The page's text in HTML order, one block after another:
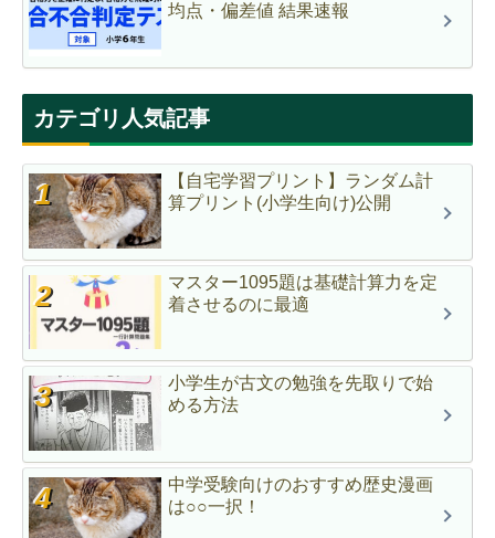
均点・偏差値 結果速報
カテゴリ人気記事
【自宅学習プリント】ランダム計
算プリント(小学生向け)公開
マスター1095題は基礎計算力を定
着させるのに最適
小学生が古文の勉強を先取りで始
める方法
中学受験向けのおすすめ歴史漫画
は○○一択！